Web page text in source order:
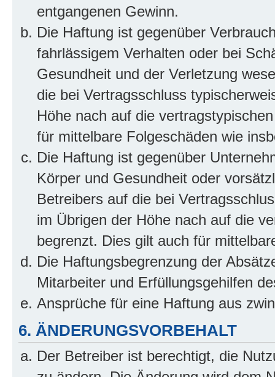
entgangenen Gewinn.
Die Haftung ist gegenüber
fahrlässigem Verhalten oder bei
Gesundheit und der Verletzung
die bei Vertragsschluss
Höhe nach auf die
für mittelbare Folgeschäden wie
Die Haftung ist gegenüber
Körper und Gesundheit oder
Betreibers auf die bei
im Übrigen der Höhe nach auf die
begrenzt. Dies gilt auch für
Die Haftungsbegrenzung der
Mitarbeiter und Erfüllungsgehilfen
Ansprüche für eine Haftung aus
6. ÄNDERUNGSVORBEHALT
Der Betreiber ist berechtigt, die